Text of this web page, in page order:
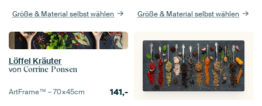
Größe & Material selbst wählen Größe & Material selbst wählen
Löffel Kräuter
von Corrine Ponsen
ArtFrame™ –70×45cm 141,-